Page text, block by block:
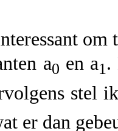
om
a0 en a1.
stel
er dan